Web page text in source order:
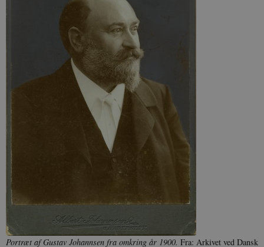
Portræt af Gustav Johannsen fra omkring år 1900. Fra: Arkivet ved Dansk